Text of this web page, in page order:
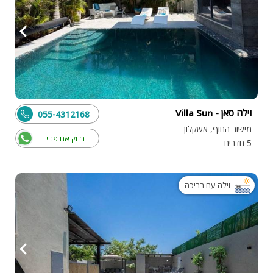
וילה סאן - Villa Sun
מישור החוף, אשקלון
5 חדרים
בדוק אם פנוי
055-4312168
וילה עם בריכה